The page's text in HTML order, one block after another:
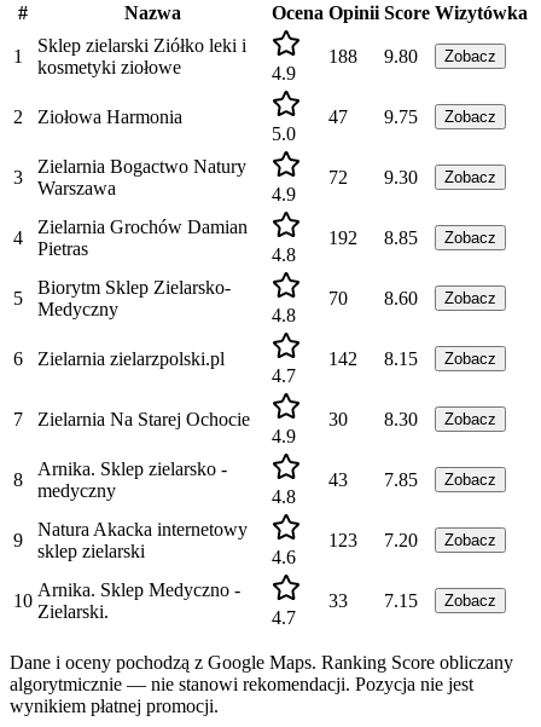
# Nazwa Ocena Opinii Score Wizytówka
1
Sklep zielarski Ziółko leki i
kosmetyki ziołowe
4.9
188 9.80 Zobacz
2
Ziołowa Harmonia
5.0
47 9.75 Zobacz
3
Zielarnia Bogactwo Natury
Warszawa
4.9
72 9.30 Zobacz
4
Zielarnia Grochów Damian
Pietras
4.8
192 8.85 Zobacz
5
Biorytm Sklep Zielarsko-
Medyczny
4.8
70 8.60 Zobacz
6
Zielarnia zielarzpolski.pl
4.7
142 8.15 Zobacz
7
Zielarnia Na Starej Ochocie
4.9
30 8.30 Zobacz
8
Arnika. Sklep zielarsko -
medyczny
4.8
43 7.85 Zobacz
9
Natura Akacka internetowy
sklep zielarski
4.6
123 7.20 Zobacz
10
Arnika. Sklep Medyczno -
Zielarski.
4.7
33 7.15 Zobacz
Dane i oceny pochodzą z Google Maps. Ranking Score obliczany
algorytmicznie — nie stanowi rekomendacji. Pozycja nie jest
wynikiem płatnej promocji.